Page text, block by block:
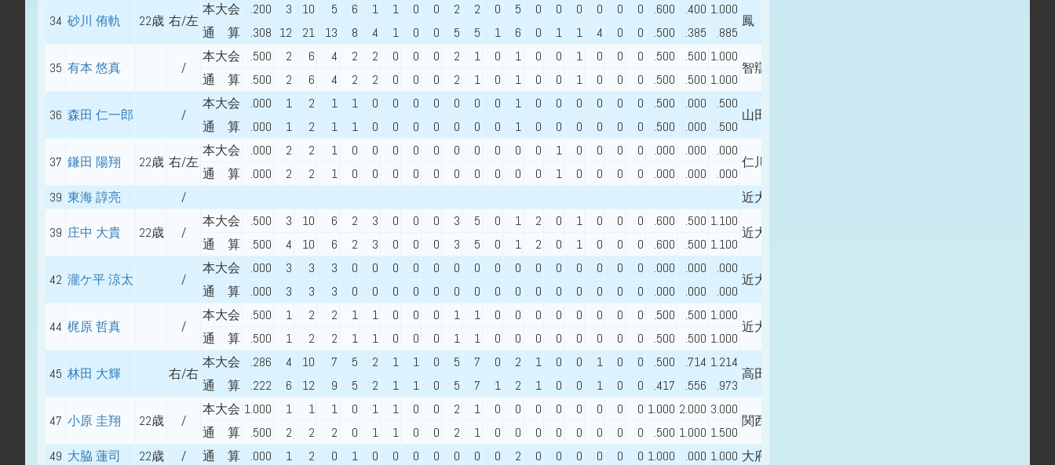
34 砂川 侑軌 22歳 右/左
本大会 .200 3 10 5 6 1 1 0 0 2 2 0 5 0 0 0 0 0 0 .600 .400 1.000
鳳
通 算 .308 12 21 13 8 4 1 0 0 5 5 1 6 0 1 1 4 0 0 .500 .385 .885
35 有本 悠真 /
本大会 .500 2 6 4 2 2 0 0 0 2 1 0 1 0 0 1 0 0 0 .500 .500 1.000
智辯学園
通 算 .500 2 6 4 2 2 0 0 0 2 1 0 1 0 0 1 0 0 0 .500 .500 1.000
36 森田 仁一郎 /
本大会 .000 1 2 1 1 0 0 0 0 0 0 0 1 0 0 0 0 0 0 .500 .000 .500
山田
通 算 .000 1 2 1 1 0 0 0 0 0 0 0 1 0 0 0 0 0 0 .500 .000 .500
37 鎌田 陽翔 22歳 右/左
本大会 .000 2 2 1 0 0 0 0 0 0 0 0 0 0 1 0 0 0 0 .000 .000 .000
仁川学院
通 算 .000 2 2 1 0 0 0 0 0 0 0 0 0 0 1 0 0 0 0 .000 .000
.000
39 東海 諄亮 / 近大付属
39 庄中 大貴 22歳 /
本大会 .500 3 10 6 2 3 0 0 0 3 5 0 1 2 0 1 0 0 0 .600 .500 1.100
近大附属
通 算 .500 4 10 6 2 3 0 0 0 3 5 0 1 2 0 1 0 0 0 .600 .500 1.100
42 瀧ケ平 涼太 /
本大会 .000 3 3 3 0 0 0 0 0 0 0 0 0 0 0 0 0 0 0 .000 .000 .000
近大新宮
通 算 .000 3 3 3 0 0 0 0 0 0 0 0 0 0 0 0 0 0 0 .000 .000 .000
44 梶原 哲真 /
本大会 .500 1 2 2 1 1 0 0 0 1 1 0 0 0 0 0 0 0 0 .500 .500 1.000
近大附属
通 算 .500 1 2 2 1 1 0 0 0 1 1 0 0 0 0 0 0 0 0 .500 .500 1.000
45 林田 大輝 右/右
本大会 .286 4 10 7 5 2 1 1 0 5 7 0 2 1 0 0 1 0 0 .500 .714 1.214
高田商業
通 算 .222 6 12 9 5 2 1 1 0 5 7 1 2 1 0 0 1 0 0 .417 .556 .973
47 小原 圭翔 22歳 /
本大会 1.000 1 1 1 0 1 1 0 0 2 1 0 0 0 0 0 0 0 0 1.000 2.000 3.000
関西大倉
通 算 .500 2 2 2 0 1 1 0 0 2 1 0 0 0 0 0 0 0 0 .500 1.000 1.500
49 大脇 蓮司 22歳 / 通 算 .000 1 2 0 1 0 0 0 0 0 0 0 2 0 0 0 0 0 0 1.000 .000 1.000 大府